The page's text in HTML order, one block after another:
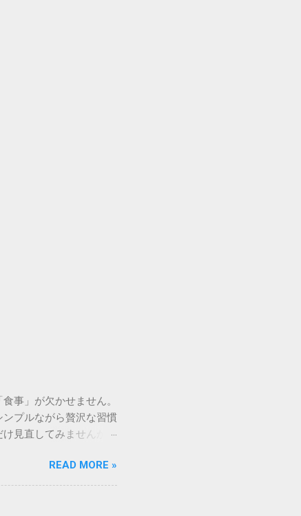
事」が欠かせません。
プルながら贅沢な習慣
見直してみませんか。
しかし、気合を入れて
まったことはありませ
精神的な重荷になって
READ MORE »